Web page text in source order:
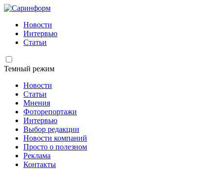
Новости
Интервью
Статьи
Темный режим
Новости
Статьи
Мнения
Фоторепортажи
Интервью
Выбор редакции
Новости компаний
Просто о полезном
Реклама
Контакты